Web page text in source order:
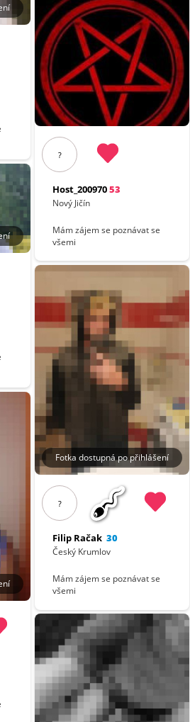
?
Host_20097053
Nový Jičín
Mám zájem se poznávat se
všemi
Fotka dostupná po přihlášení
?
Filip Račak 30
Český Krumlov
Mám zájem se poznávat se
všemi